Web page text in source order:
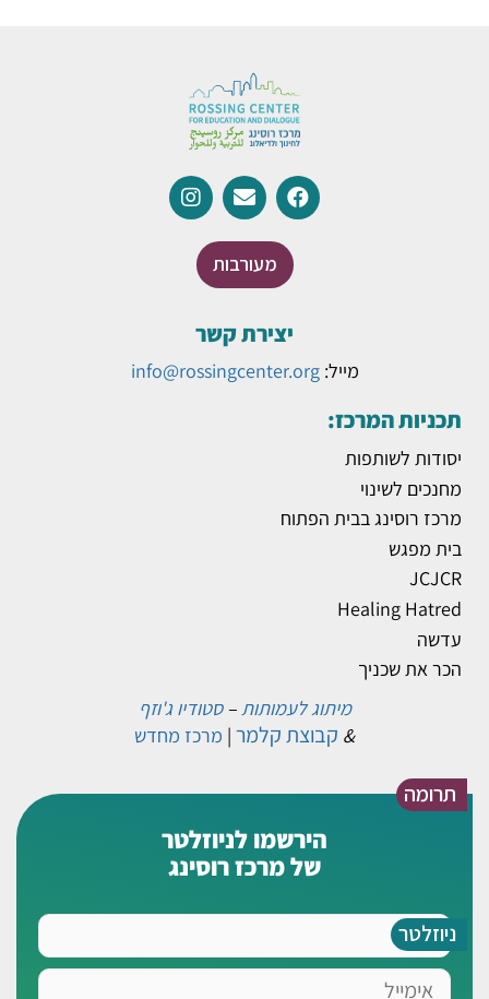
תרומה
ניוזלטר
מעורבות
יצירת קשר
מייל:info@rossingcenter.org
תכניות המרכז:
יסודות לשותפות
מחנכים לשינוי
מרכז רוסינג בבית הפתוח
בית מפגש
JCJCR
Healing Hatred
עדשה
הכר את שכניך
מיתוג לעמותות–סטודיו ג'וזף
קבוצת קלמר|מרכז מחדש
הירשמו לניוזלטר
של מרכז רוסינג
שם
אימייל